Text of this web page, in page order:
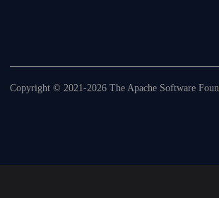
Copyright © 2021-2026 The Apache Software